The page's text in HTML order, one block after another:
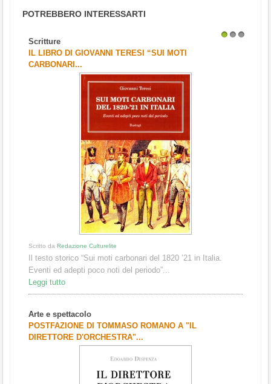
POTREBBERO INTERESSARTI
Scritture
IL LIBRO DI GIOVANNI TERESI “SUI MOTI
CARBONARI...
Scritto da Redazione Culturelite
Il testo storico “Sui moti carbonari del 1820 ’21 in Italia.
Eventi ed adepti poco noti del periodo”...
Leggi tutto
Arte e spettacolo
POSTFAZIONE DI TOMMASO ROMANO A "IL
DIRETTORE D'ORCHESTRA"...